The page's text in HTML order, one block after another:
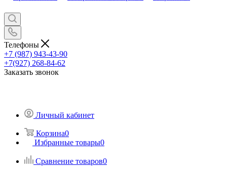
Телефоны
+7 (987) 943-43-90
+7(927) 268-84-62
Заказать звонок
Личный кабинет
Корзина0
Избранные товары0
Сравнение товаров0